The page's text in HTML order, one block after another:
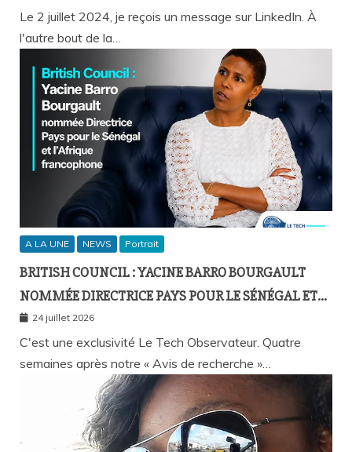
Le 2 juillet 2024, je reçois un message sur LinkedIn. À
l'autre bout de la…
A LA UNE NEWS Portrait
BRITISH COUNCIL : YACINE BARRO BOURGAULT
NOMMÉE DIRECTRICE PAYS POUR LE SÉNÉGAL ET
L’AFRIQUE FRANCOPHONE
24 juillet 2026
C'est une exclusivité Le Tech Observateur. Quatre
semaines après notre « Avis de recherche »…